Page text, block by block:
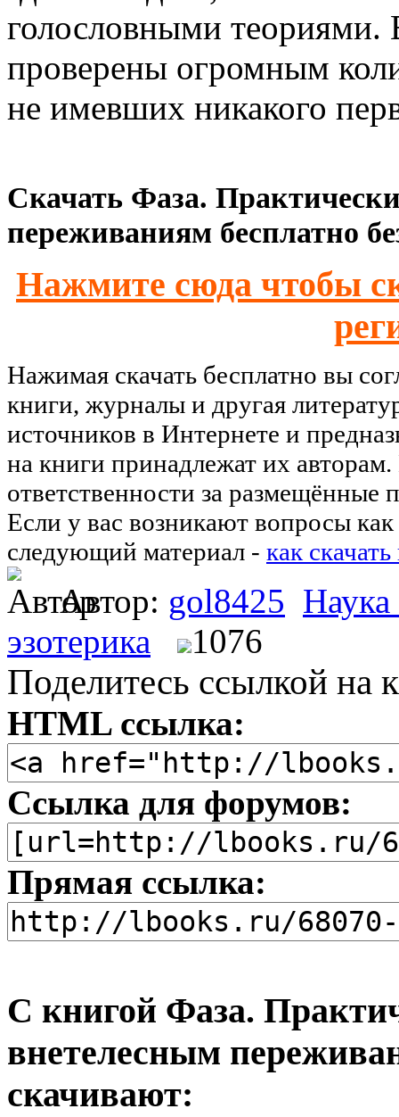
голословными
проверены огромным
не имевших никакого
Скачать Фаза.
переживаниям бесплатно
Нажмите сюда чтобы
Нажимая скачать бесплатно вы
книги, журналы и другая
источников в Интернете и
на книги принадлежат их
ответственности за размещённые
Если у вас возникают вопросы как
следующий материал - как
Автор: gol8425 Наука
эзотерика
1076
Поделитесь ссылкой на
HTML ссылка:
Ссылка для форумов:
Прямая ссылка:
С книгой Фаза.
внетелесным
скачивают: